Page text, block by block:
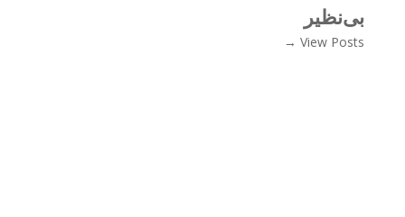
بی‌نظیر
View Posts →